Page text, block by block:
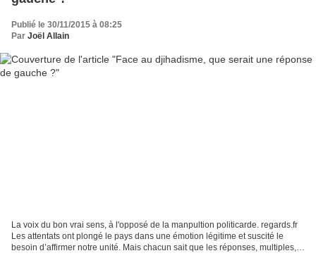
Publié le 30/11/2015 à 08:25
Par Joël Allain
La voix du bon vrai sens, à l'opposé de la manpultion politicarde. regards.fr
Les attentats ont plongé le pays dans une émotion légitime et suscité le
besoin d’affirmer notre unité. Mais chacun sait que les réponses, multiples,